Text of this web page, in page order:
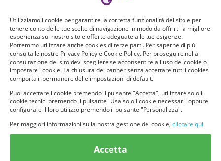
requisiti per poter ricevere il prodotto da te selezionato e
testarlo, rispondi a questo breve questionario.
Domanda 1 di 5:
Quanti figli hai?
1
3 o pìu Non ho figli
Utilizziamo i cookie per garantire la corretta funzionalità del sito e per
tenere conto delle tue scelte di navigazione in modo da offrirti la migliore
esperienza sul nostro sito e offerte adeguate alle tue esigenze.
Potremmo utilizzare anche cookies di terze parti. Per saperne di più
consulta le nostre Privacy Policy e Cookie Policy. Per proseguire nella
consultazione del sito devi scegliere se acconsentire all'uso dei cookie o
impostare i cookie. La chiusura del banner senza accettare tutti i cookies
comporta il permanere delle impostazioni di default.
Puoi accettare i cookie premendo il pulsante "Accetta", utilizzare solo i
cookie tecnici premendo il pulsante "Usa solo i cookie necessari" oppure
configurare il loro utilizzo premendo il pulsante "Personalizza".
Per maggiori informazioni sulla nostra gestione dei cookie, cliccare qui
Accetta